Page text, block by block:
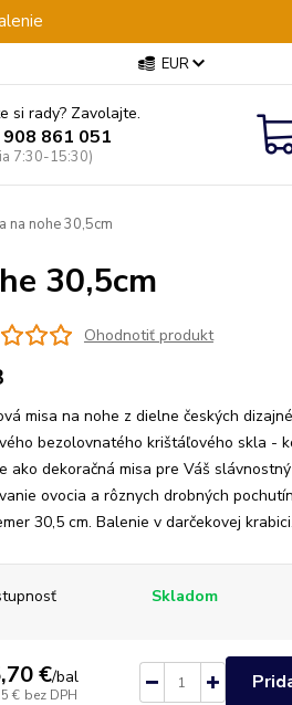
EUR
si rady? Zavolajte.
861 051
7:30-15:30)
na nohe 30,5cm
30,5cm
Ohodnotiť produkt
misa na nohe z dielne českých
bezolovnatého krištáľového skla -
ako dekoračná misa pre Váš
ovocia a rôznych drobných
30,5 cm. Balenie v darčekovej
Skladom
€/bal
€ bez DPH